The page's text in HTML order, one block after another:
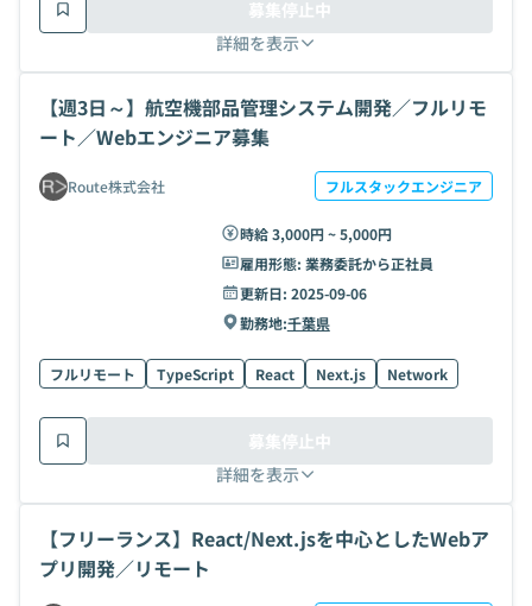
詳細を表示
募集停止中
【週3日～】航空機部品管理システム開発／フルリモ
ート／Webエンジニア募集
Route株式会社 フルスタックエンジニア
時給 3,000円 ~ 5,000円
雇用形態: 業務委託から正社員
更新日: 2025-09-06
勤務地:千葉県
フルリモート TypeScript React Next.js Network
詳細を表示
募集停止中
【フリーランス】React/Next.jsを中心としたWebア
プリ開発／リモート